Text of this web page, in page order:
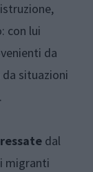
con lui
da
da situazioni
dal
migranti